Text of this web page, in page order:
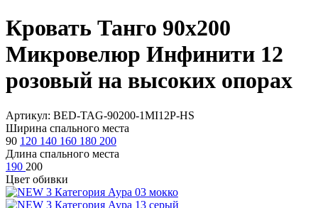
Кровать Танго 90х200
Микровелюр Инфинити 12
розовый на высоких опорах
Артикул: BED-TAG-90200-1MI12P-HS
Ширина спального места
90 120 140 160 180 200
Длина спального места
190 200
Цвет обивки